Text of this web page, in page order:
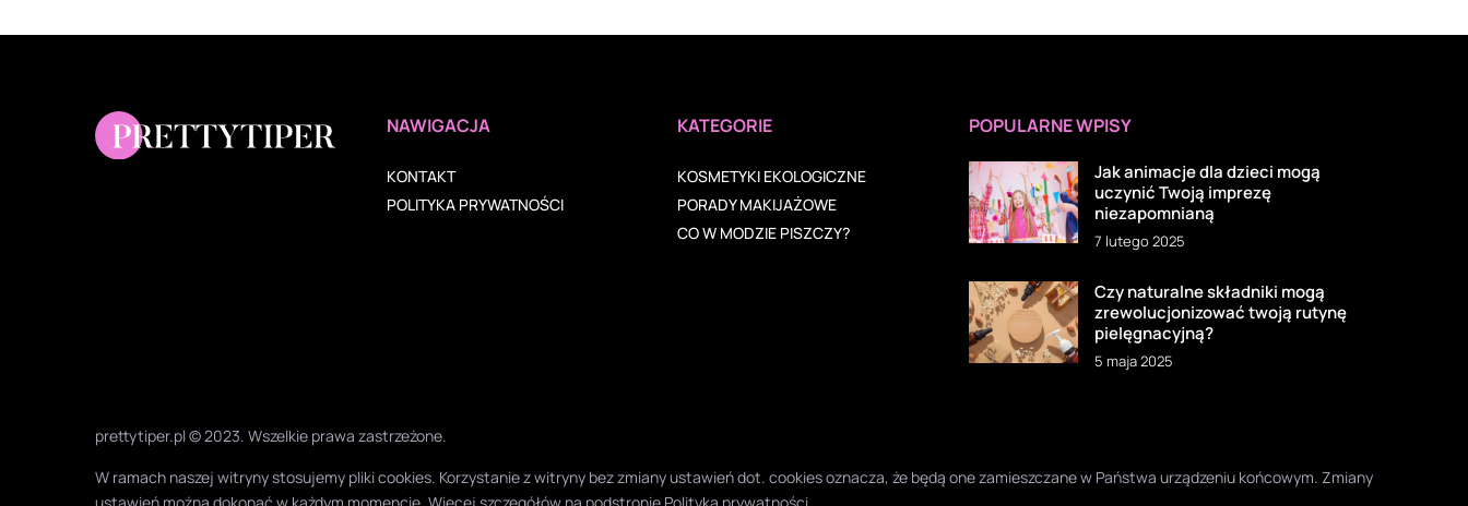
NAWIGACJA
KONTAKT
POLITYKA PRYWATNOŚCI
KATEGORIE
KOSMETYKI EKOLOGICZNE
PORADY MAKIJAŻOWE
CO W MODZIE PISZCZY?
POPULARNE WPISY
Jak animacje dla dzieci mogą
uczynić Twoją imprezę
niezapomnianą
7 lutego 2025
Czy naturalne składniki mogą
zrewolucjonizować twoją rutynę
pielęgnacyjną?
5 maja 2025
prettytiper.pl © 2023. Wszelkie prawa zastrzeżone.
W ramach naszej witryny stosujemy pliki cookies. Korzystanie z witryny bez zmiany ustawień dot. cookies oznacza, że będą one zamieszczane w Państwa urządzeniu końcowym. Zmiany